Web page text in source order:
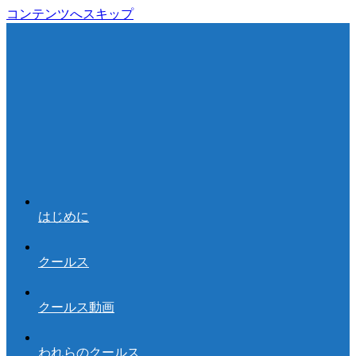
コンテンツへスキップ
はじめに
クールス
クールス動画
われらのクールス